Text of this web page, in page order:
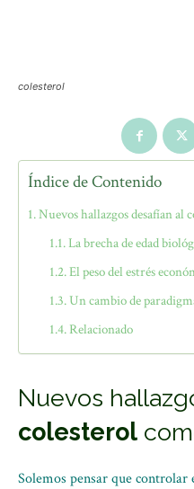
colesterol
Índice de Contenido
Nuevos hallazgos desafían al
La brecha de edad
El peso del estrés
Un cambio de
Relacionado
Nuevos
colesterol
Solemos pensar que controlar